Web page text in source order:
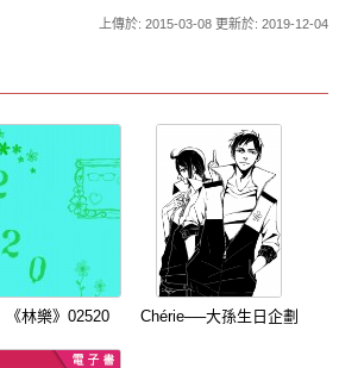
上傳於: 2015-03-08 更新於: 2019-12-04
《林樂》02520 Chérie──大孫生日企劃